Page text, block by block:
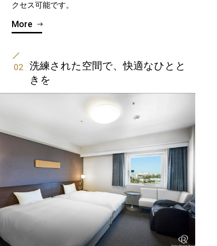
クセス可能です。
More
02
洗練された空間で、快適なひとと
きを